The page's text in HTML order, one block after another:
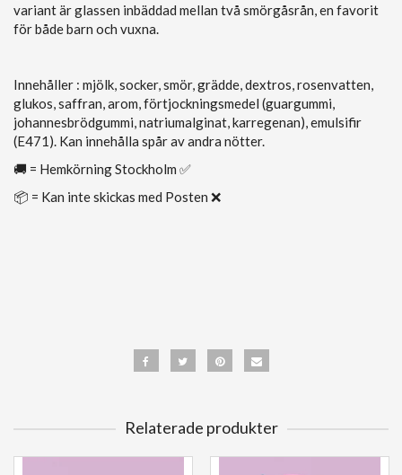
variant är glassen inbäddad mellan två smörgåsrån, en favorit
för både barn och vuxna.
Innehåller : mjölk, socker, smör, grädde, dextros, rosenvatten,
glukos, saffran, arom, förtjockningsmedel (guargummi,
johannesbrödgummi, natriumalginat, karregenan), emulsifir
(E471). Kan innehålla spår av andra nötter.
🚚 = Hemkörning Stockholm ✅
📦 = Kan inte skickas med Posten ❌
Relaterade produkter